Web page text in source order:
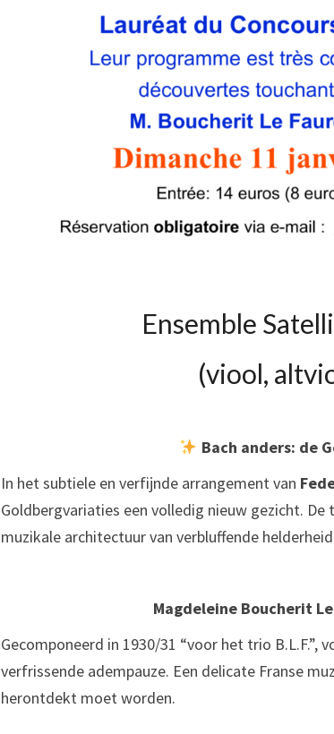
Ensemble
(viool,
Bach anders: de
In het subtiele en verfijnde arrangement van
Goldbergvariaties een volledig nieuw gezicht.
muzikale architectuur van verbluffende
Magdeleine Boucherit
Gecomponeerd in 1930/31 “voor het trio B.L.F.”,
verfrissende adempauze. Een delicate Franse
herontdekt moet worden.